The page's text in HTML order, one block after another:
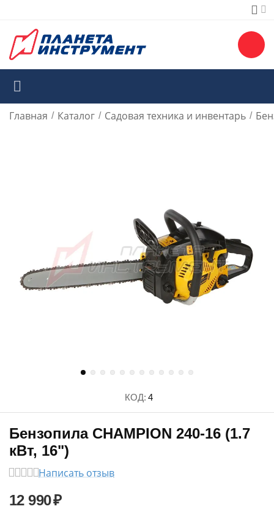
Главная / Каталог / Садовая техника и инвентарь /
КОД: 4
Бензопила CHAMPION 240-16 (1.7
кВт, 16")
Написать отзыв
12 990₽